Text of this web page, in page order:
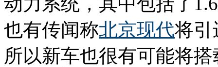
也有传闻称北京现代将引
所以新车也很有可能将